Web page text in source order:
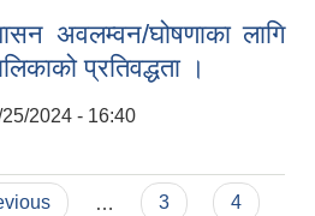
अवलम्वन/घोषणाका लागि
प्रतिवद्धता ।
2024 - 16:40
3
4